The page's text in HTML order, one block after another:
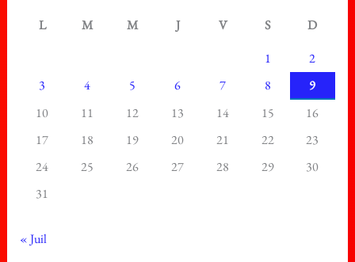
L M M J V S
D
1
2
3
4 5 6 7 8
9
10
11 12 13 14 15
16
17
18 19 20 21 22
23
24
25 26 27 28 29
30
31
« Juil